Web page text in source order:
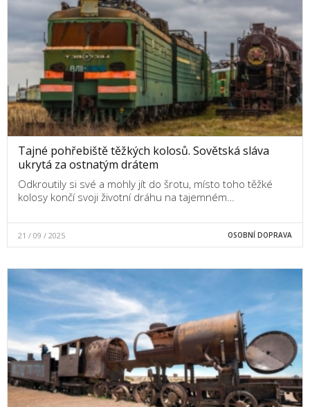
Tajné pohřebiště těžkých kolosů. Sovětská sláva
ukrytá za ostnatým drátem
Odkroutily si své a mohly jít do šrotu, místo toho těžké
kolosy končí svoji životní dráhu na tajemném…
21 / 09 / 2025 OSOBNÍ DOPRAVA